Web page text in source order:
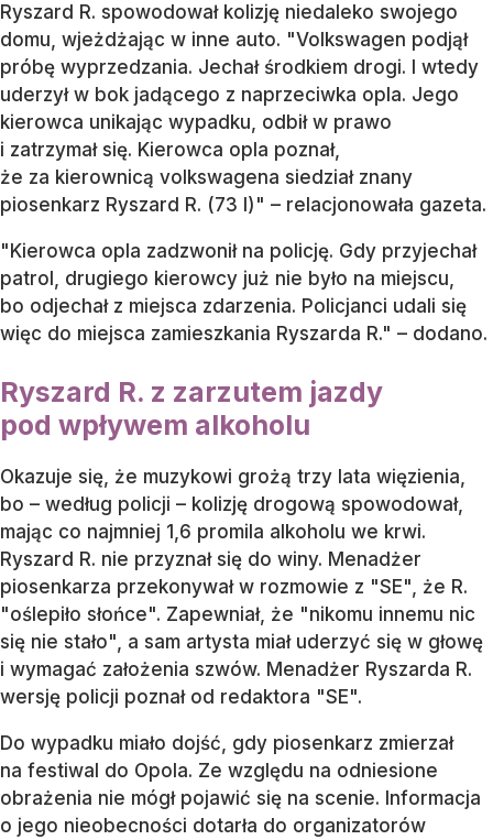
Ryszard R. spowodował kolizję niedaleko swojego
domu, wjeżdżając w inne auto. "Volkswagen podjął
próbę wyprzedzania. Jechał środkiem drogi. I wtedy
uderzył w bok jadącego z naprzeciwka opla. Jego
kierowca unikając wypadku, odbił w prawo
i zatrzymał się. Kierowca opla poznał,
że za kierownicą volkswagena siedział znany
piosenkarz Ryszard R. (73 l)" – relacjonowała gazeta.
"Kierowca opla zadzwonił na policję. Gdy przyjechał
patrol, drugiego kierowcy już nie było na miejscu,
bo odjechał z miejsca zdarzenia. Policjanci udali się
więc do miejsca zamieszkania Ryszarda R." – dodano.
Ryszard R. z zarzutem jazdy
pod wpływem alkoholu
Okazuje się, że muzykowi grożą trzy lata więzienia,
bo – według policji – kolizję drogową spowodował,
mając co najmniej 1,6 promila alkoholu we krwi.
Ryszard R. nie przyznał się do winy. Menadżer
piosenkarza przekonywał w rozmowie z "SE", że R.
"oślepiło słońce". Zapewniał, że "nikomu innemu nic
się nie stało", a sam artysta miał uderzyć się w głowę
i wymagać założenia szwów. Menadżer Ryszarda R.
wersję policji poznał od redaktora "SE".
Do wypadku miało dojść, gdy piosenkarz zmierzał
na festiwal do Opola. Ze względu na odniesione
obrażenia nie mógł pojawić się na scenie. Informacja
o jego nieobecności dotarła do organizatorów